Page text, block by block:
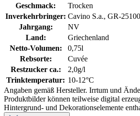
Geschmack:
Trocken
Inverkehrbringer: Cavino S.a., GR-
Jahrgang:
NV
Land:
Griechenland
Netto-Volumen:
0,75l
Rebsorte:
Cuvée
Restzucker ca.:
2,0g/l
Trinktemperatur: 10-12°C
Angaben gemäß Hersteller. Irrtum und
Produktbilder können teilweise digital
Hintergrund- und Dekorationselemente